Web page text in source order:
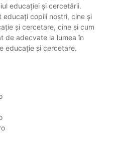
educației și cercetării.
educați copiii noștri, cine și
și cercetare, cine și cum
de adecvate la lumea în
educație și cercetare.